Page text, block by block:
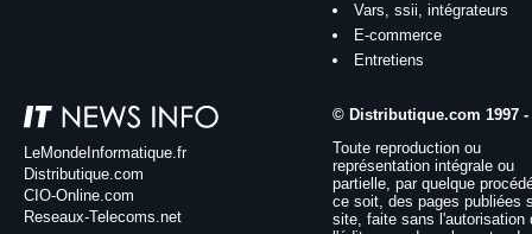
Vars, ssii, intégrateurs
E-commerce
Entretiens
LeMondeInformatique.fr
Distributique.com
CIO-Online.com
Reseaux-Telecoms.net
© Distributique.com 1997 -
Toute reproduction ou
représentation intégrale ou
partielle, par quelque
ce soit, des pages publiées
site, faite sans l'autorisation